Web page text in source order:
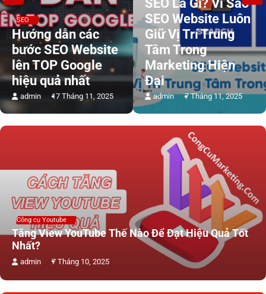
SEO
Hướng dẫn các
bước SEO Website
lên TOP Google
hiệu quả nhất
admin 17 Tháng 11, 2025
SEO Là Gì? Vì Sao
SEO Website Luôn
Giữ Vị Trí Trung
Tâm Trong
Marketing Hiện
Đại
admin 7 Tháng 11, 2025
Công cụ Youtube
Tăng View YouTube Thế Nào Để Đạt Hiệu Quả Tốt
Nhất?
admin 7 Tháng 10, 2025